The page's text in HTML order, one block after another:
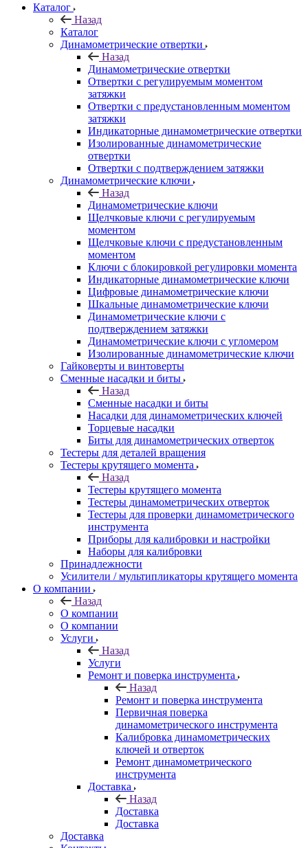
Каталог
Назад
Каталог
Динамометрические отвертки
Назад
Динамометрические отвертки
Отвертки с регулируемым моментом
затяжки
Отвертки с предустановленным моментом
затяжки
Индикаторные динамометрические отвертки
Изолированные динамометрические
отвертки
Отвертки с подтверждением затяжки
Динамометрические ключи
Назад
Динамометрические ключи
Щелчковые ключи с регулируемым
моментом
Щелчковые ключи с предустановленным
моментом
Ключи с блокировкой регулировки момента
Индикаторные динамометрические ключи
Цифровые динамометрические ключи
Шкальные динамометрические ключи
Динамометрические ключи с
подтверждением затяжки
Динамометрические ключи с угломером
Изолированные динамометрические ключи
Гайковерты и винтоверты
Сменные насадки и биты
Назад
Сменные насадки и биты
Насадки для динамометрических ключей
Торцевые насадки
Биты для динамометрических отверток
Тестеры для деталей вращения
Тестеры крутящего момента
Назад
Тестеры крутящего момента
Тестеры динамометрических отверток
Тестеры для проверки динамометрического
инструмента
Приборы для калибровки и настройки
Наборы для калибровки
Принадлежности
Усилители / мультипликаторы крутящего момента
О компании
Назад
О компании
О компании
Услуги
Назад
Услуги
Ремонт и поверка инструмента
Назад
Ремонт и поверка инструмента
Первичная поверка
динамометрического инструмента
Калибровка динамометрических
ключей и отверток
Ремонт динамометрического
инструмента
Доставка
Назад
Доставка
Доставка
Доставка